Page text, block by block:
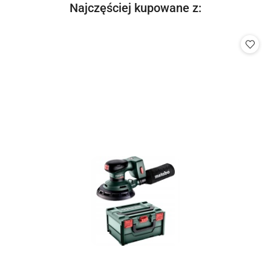
Pomiń karuzelę produktów
Produkty
Najczęściej kupowane z: